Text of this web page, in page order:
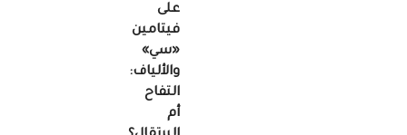
على
فيتامين
«سي»
والألياف:
التفاح
أم